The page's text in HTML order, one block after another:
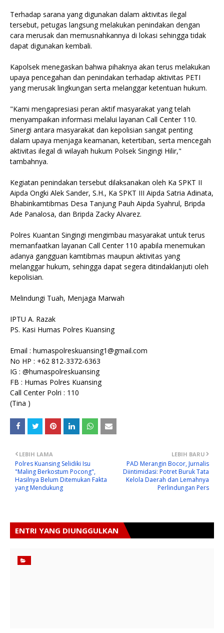
Terhadap sarana yang digunakan dalam aktivitas ilegal
tersebut, petugas langsung melakukan penindakan dengan
cara merusak dan memusnahkannya di lokasi sehingga tidak
dapat digunakan kembali.
Kapolsek menegaskan bahwa pihaknya akan terus melakukan
upaya pencegahan dan penindakan terhadap aktivitas PETI
yang merusak lingkungan serta melanggar ketentuan hukum.
"Kami mengapresiasi peran aktif masyarakat yang telah
menyampaikan informasi melalui layanan Call Center 110.
Sinergi antara masyarakat dan kepolisian sangat penting
dalam upaya menjaga keamanan, ketertiban, serta mencegah
aktivitas ilegal di wilayah hukum Polsek Singingi Hilir,"
tambahnya.
Kegiatan penindakan tersebut dilaksanakan oleh Ka SPKT II
Aipda Ongki Alek Sander, S.H., Ka SPKT III Aipda Satria Adinata,
Bhabinkamtibmas Desa Tanjung Pauh Aipda Syahrul, Bripda
Ade Panalosa, dan Bripda Zacky Alvarez.
Polres Kuantan Singingi mengimbau masyarakat untuk terus
memanfaatkan layanan Call Center 110 apabila menemukan
adanya gangguan kamtibmas maupun aktivitas yang
melanggar hukum, sehingga dapat segera ditindaklanjuti oleh
kepolisian.
Melindungi Tuah, Menjaga Marwah
IPTU A. Razak
PS. Kasi Humas Polres Kuansing
Email : humaspolreskuansing1@gmail.com
No HP : +62 812-3372-6363
IG : @humaspolreskuansing
FB : Humas Polres Kuansing
Call Center Polri : 110
(Tina )
LEBIH BARU
PAD Merangin Bocor, Jurnalis
Diintimidasi: Potret Buruk Tata
Kelola Daerah dan Lemahnya
Perlindungan Pers
LEBIH LAMA
Polres Kuansing Selidiki Isu
"Maling Berkostum Pocong",
Hasilnya Belum Ditemukan Fakta
yang Mendukung
ENTRI YANG DIUNGGULKAN